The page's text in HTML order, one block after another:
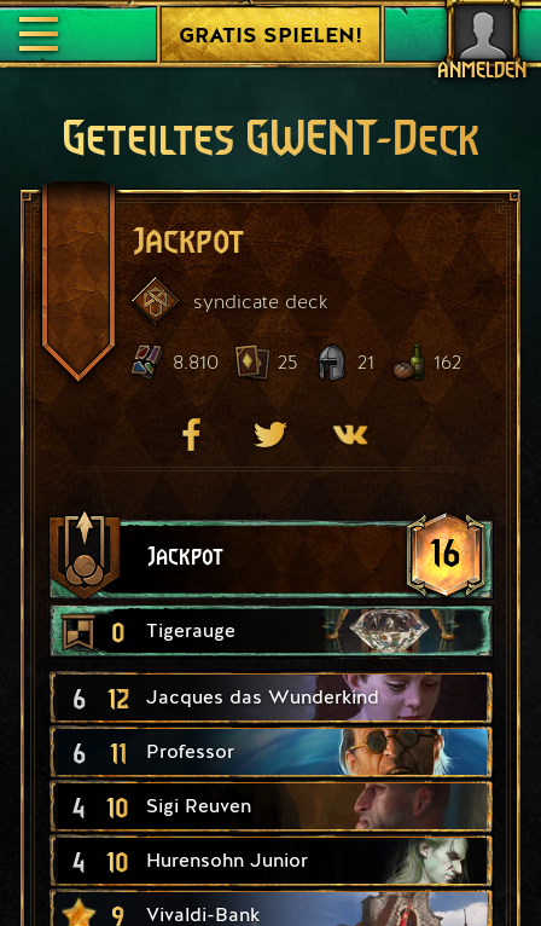
ANMELDEN
GRATIS SPIELEN!
Geteiltes GWENT-Deck
Jackpot
syndicate deck
8.810 25 21 162
Jackpot 16
0 Tigerauge
6 12 Jacques das Wunderkind
6 11 Professor
4 10 Sigi Reuven
4 10 Hurensohn Junior
9 Vivaldi-Bank